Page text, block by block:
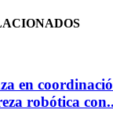
en
robótica